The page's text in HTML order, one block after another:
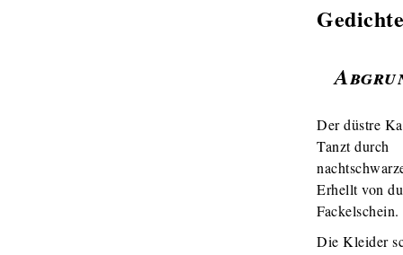
Der düstre
Tanzt durch
Erhellt von
Fackelschein.
Die Kleider